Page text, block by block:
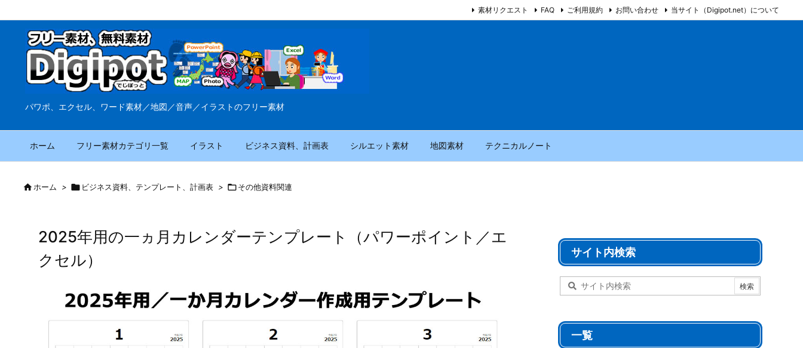
パワポ、エクセル、ワード素材／地図／音声／イラストのフリー素材
ホーム フリー素材カテゴリ一覧 イラスト ビジネス資料、計画表 シルエット素材 地図素材 テクニカルノート
素材リクエスト FAQ ご利用規約 お問い合わせ 当サイト（Digipot.net）について
ホーム >  ビジネス資料、テンプレート、計画表 > その他資料関連
2025年用の一ヵ月カレンダーテンプレート（パワーポイント／エ
クセル）
サイト内検索
一覧